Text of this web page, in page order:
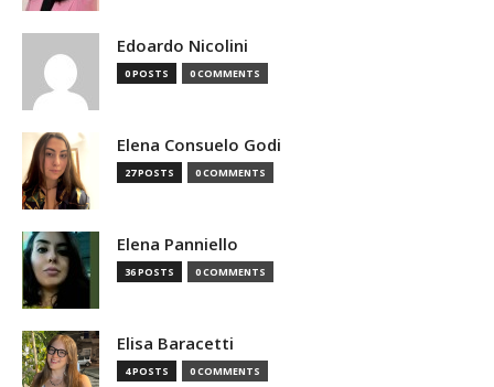
Edoardo Nicolini
0 POSTS 0 COMMENTS
Elena Consuelo Godi
27 POSTS 0 COMMENTS
Elena Panniello
36 POSTS 0 COMMENTS
Elisa Baracetti
4 POSTS 0 COMMENTS